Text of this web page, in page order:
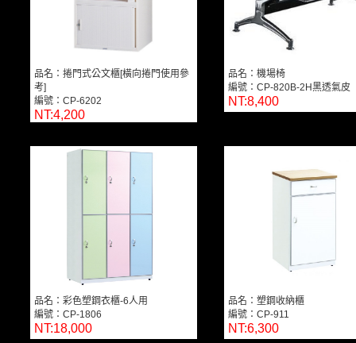
品名：捲門式公文櫃[橫向捲門使用參
考]
編號：CP-6202
NT:4,200
品名：機場椅
編號：CP-820B-2H黑透氣皮
NT:8,400
品名：彩色塑鋼衣櫃-6人用
編號：CP-1806
NT:18,000
品名：塑鋼收納櫃
編號：CP-911
NT:6,300